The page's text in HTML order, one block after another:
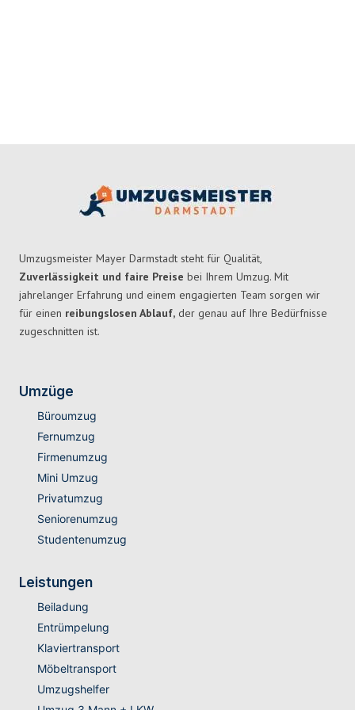
Umzugsmeister Mayer Darmstadt steht für Qualität,
Zuverlässigkeit und faire Preise bei Ihrem Umzug. Mit
jahrelanger Erfahrung und einem engagierten Team sorgen wir
für einen reibungslosen Ablauf, der genau auf Ihre Bedürfnisse
zugeschnitten ist.
Umzüge
Büroumzug
Fernumzug
Firmenumzug
Mini Umzug
Privatumzug
Seniorenumzug
Studentenumzug
Leistungen
Beiladung
Entrümpelung
Klaviertransport
Möbeltransport
Umzugshelfer